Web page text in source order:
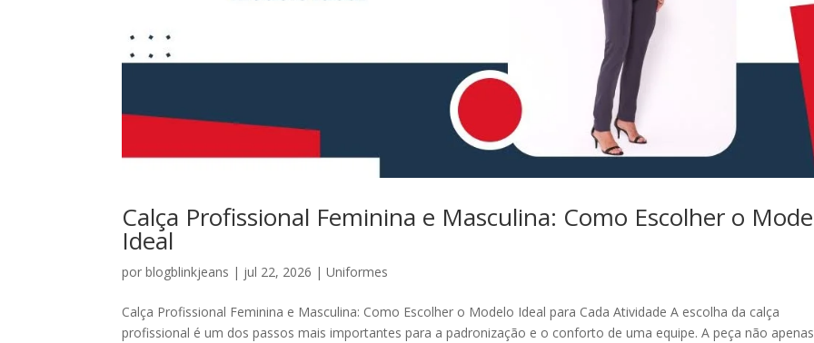
Calça Profissional Feminina e Masculina: Como Escolher o
Ideal
porblogblinkjeans | jul 22, 2026 |Uniformes
Calça Profissional Feminina e Masculina: Como Escolher o Modelo Ideal para Cada Atividade A escolha da calça
profissional é um dos passos mais importantes para a padronização e o conforto de uma equipe. A peça não apenas